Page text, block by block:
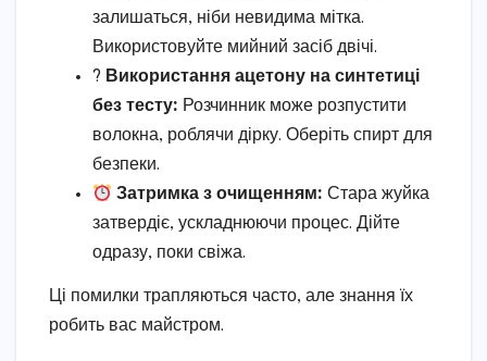
залишаться, ніби невидима мітка.
Використовуйте мийний засіб двічі.
? Використання ацетону на синтетиці
без тесту: Розчинник може розпустити
волокна, роблячи дірку. Оберіть спирт для
безпеки.
Затримка з очищенням: Стара жуйка
затвердіє, ускладнюючи процес. Дійте
одразу, поки свіжа.
Ці помилки трапляються часто, але знання їх
робить вас майстром.